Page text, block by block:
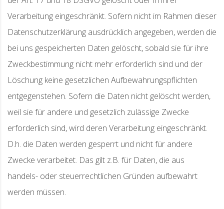
Verarbeitung eingeschränkt. Sofern nicht im Rahmen dieser
Datenschutzerklärung ausdrücklich angegeben, werden die
bei uns gespeicherten Daten gelöscht, sobald sie für ihre
Zweckbestimmung nicht mehr erforderlich sind und der
Löschung keine gesetzlichen Aufbewahrungspflichten
entgegenstehen. Sofern die Daten nicht gelöscht werden,
weil sie für andere und gesetzlich zulässige Zwecke
erforderlich sind, wird deren Verarbeitung eingeschränkt.
D.h. die Daten werden gesperrt und nicht für andere
Zwecke verarbeitet. Das gilt z.B. für Daten, die aus
handels- oder steuerrechtlichen Gründen aufbewahrt
werden müssen.